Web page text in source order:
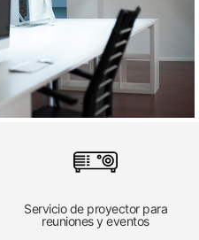
Servicio de proyector para
reuniones y eventos